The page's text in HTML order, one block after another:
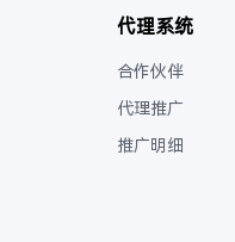
代理系统
合作伙伴
代理推广
推广明细